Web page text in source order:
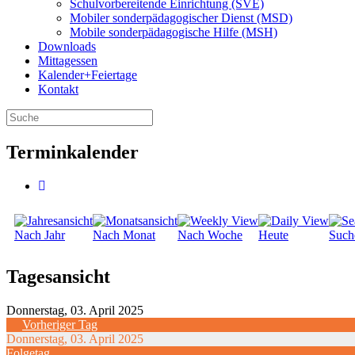
Schulvorbereitende Einrichtung (SVE)
Mobiler sonder­­pädagogischer Dienst (MSD)
Mobile sonder­pädagogische Hilfe (MSH)
Downloads
Mittagessen
Kalender+Feiertage
Kontakt
Terminkalender
Nach Jahr Nach Monat Nach Woche Heute
Tagesansicht
Donnerstag, 03. April 2025
Vorheriger Tag
Donnerstag, 03. April 2025